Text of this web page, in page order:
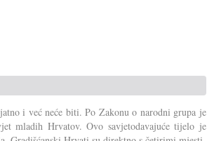
i već neće biti. Po Zakonu o narodni grupa je
mladih Hrvatov. Ovo savjetodavajuće tijelo je